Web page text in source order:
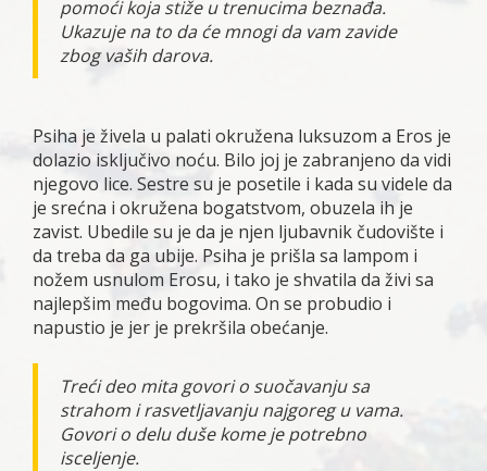
pomoći koja stiže u trenucima beznađa.
Ukazuje na to da će mnogi da vam zavide
zbog vaših darova.
Psiha je živela u palati okružena luksuzom a Eros je
dolazio isključivo noću. Bilo joj je zabranjeno da vidi
njegovo lice. Sestre su je posetile i kada su videle da
je srećna i okružena bogatstvom, obuzela ih je
zavist. Ubedile su je da je njen ljubavnik čudovište i
da treba da ga ubije. Psiha je prišla sa lampom i
nožem usnulom Erosu, i tako je shvatila da živi sa
najlepšim među bogovima. On se probudio i
napustio je jer je prekršila obećanje.
Treći deo mita govori o suočavanju sa
strahom i rasvetljavanju najgoreg u vama.
Govori o delu duše kome je potrebno
isceljenje.